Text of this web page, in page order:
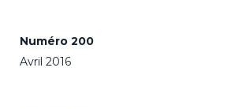
Numéro 200
Avril 2016